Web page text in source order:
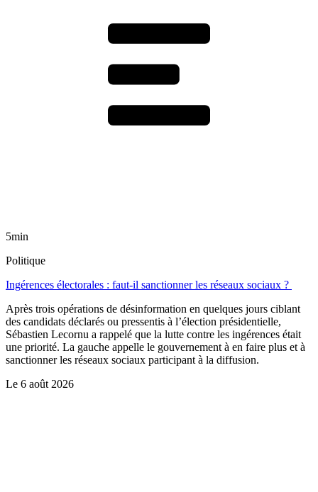
5min
Politique
Ingérences électorales : faut-il sanctionner les réseaux sociaux ?
Après trois opérations de désinformation en quelques jours ciblant
des candidats déclarés ou pressentis à l’élection présidentielle,
Sébastien Lecornu a rappelé que la lutte contre les ingérences était
une priorité. La gauche appelle le gouvernement à en faire plus et à
sanctionner les réseaux sociaux participant à la diffusion.
Le 6 août 2026